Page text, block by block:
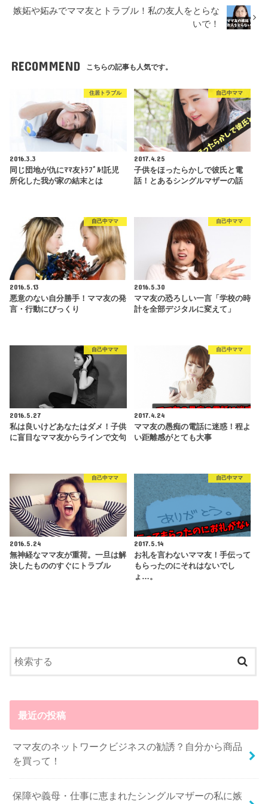
嫉妬や妬みでママ友とトラブル！私の友人をとらな
いで！
RECOMMEND こちらの記事も人気です。
住居トラブル
2016.3.3
同じ団地が仇にﾏﾏ友ﾄﾗﾌﾞﾙ!託児
所化した我が家の結末とは
自己中ママ
2017.4.25
子供をほったらかしで彼氏と電
話！とあるシングルマザーの話
自己中ママ
2016.5.13
悪意のない自分勝手！ママ友の発
言・行動にびっくり
自己中ママ
2016.5.30
ママ友の恐ろしい一言「学校の時
計を全部デジタルに変えて」
自己中ママ
2016.5.27
私は良いけどあなたはダメ！子供
に盲目なママ友からラインで文句
自己中ママ
2017.4.24
ママ友の愚痴の電話に迷惑！程よ
い距離感がとても大事
自己中ママ
2016.5.24
無神経なママ友が重荷。一旦は解
決したもののすぐにトラブル
自己中ママ
2017.5.14
お礼を言わないママ友！手伝って
もらったのにそれはないでし
ょ…。
最近の投稿
ママ友のネットワークビジネスの勧誘？自分から商品
を買って！
保障や義母・仕事に恵まれたシングルマザーの私に嫉